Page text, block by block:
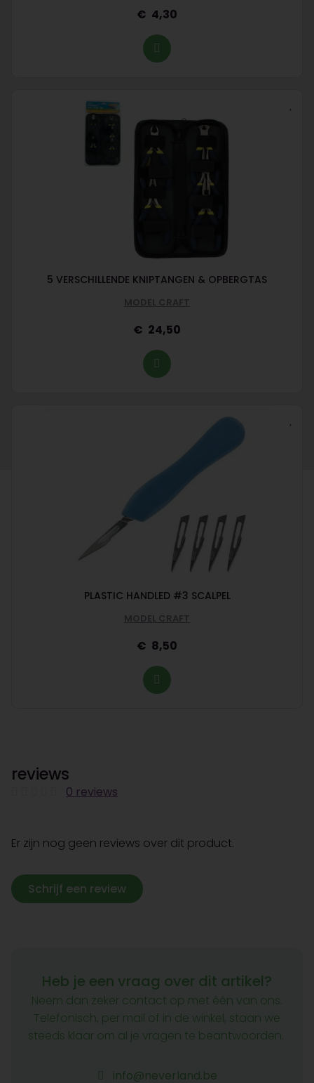
4,30
5 VERSCHILLENDE KNIPTANGEN & OPBERGTAS
MODEL CRAFT
24,50
PLASTIC HANDLED #3 SCALPEL
MODEL CRAFT
8,50
reviews
0 reviews
Er zijn nog geen reviews over dit product.
Schrijf een review
Heb je een vraag over dit artikel?
Neem dan zeker contact op met één van ons.
Telefonisch, per mail of in de winkel, staan we
steeds klaar om al je vragen te beantwoorden.
info@neverland.be